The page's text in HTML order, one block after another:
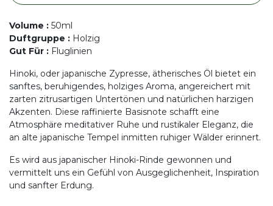
Volume : 50ml
Duftgruppe : Holzig
Gut Für : Fluglinien
Hinoki, oder japanische Zypresse, ätherisches Öl bietet ein
sanftes, beruhigendes, holziges Aroma, angereichert mit
zarten zitrusartigen Untertönen und natürlichen harzigen
Akzenten. Diese raffinierte Basisnote schafft eine
Atmosphäre meditativer Ruhe und rustikaler Eleganz, die
an alte japanische Tempel inmitten ruhiger Wälder erinnert.
Es wird aus japanischer Hinoki-Rinde gewonnen und
vermittelt uns ein Gefühl von Ausgeglichenheit, Inspiration
und sanfter Erdung.